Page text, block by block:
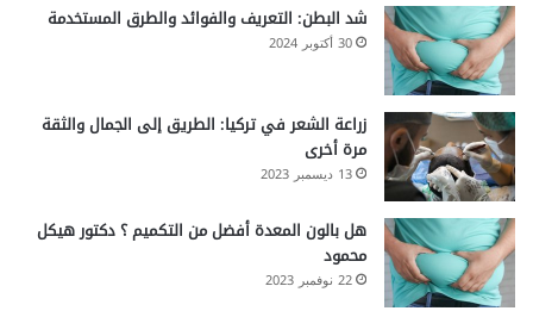
شد البطن: التعريف والفوائد والطرق المستخدمة
30 أكتوبر 2024
زراعة الشعر في تركيا: الطريق إلى الجمال والثقة
مرة أخرى
13 ديسمبر 2023
هل بالون المعدة أفضل من التكميم ؟ دكتور هيكل
محمود
22 نوفمبر 2023